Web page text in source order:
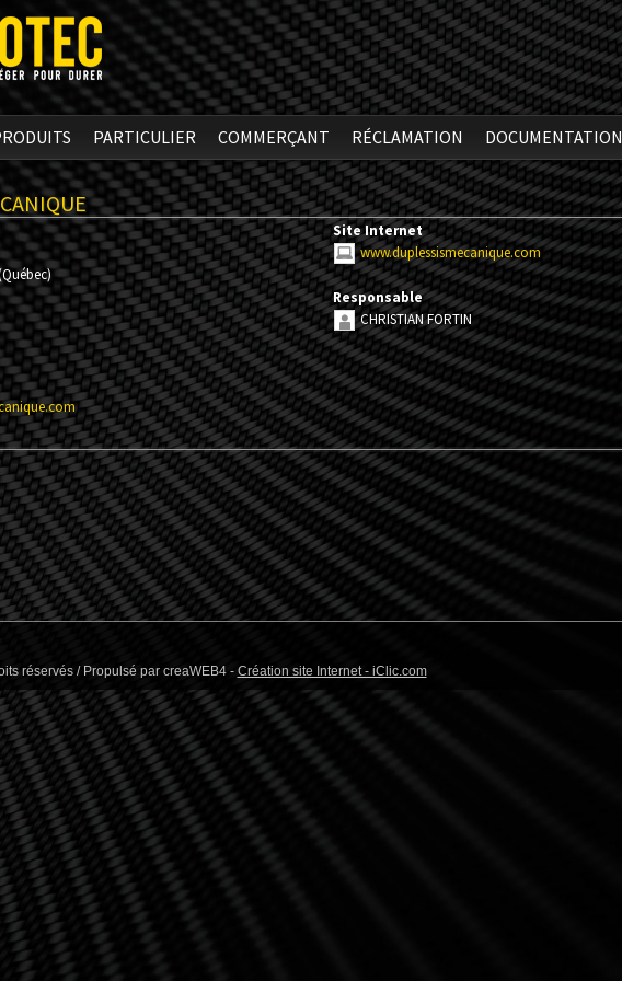
PARTICULIER COMMERÇANT RÉCLAMATION DOCUMENTATION
Québec)
Site Internet
www.duplessismecanique.com
Responsable
CHRISTIAN FORTIN
réservés / Propulsé par creaWEB4 - Création site Internet - iClic.com